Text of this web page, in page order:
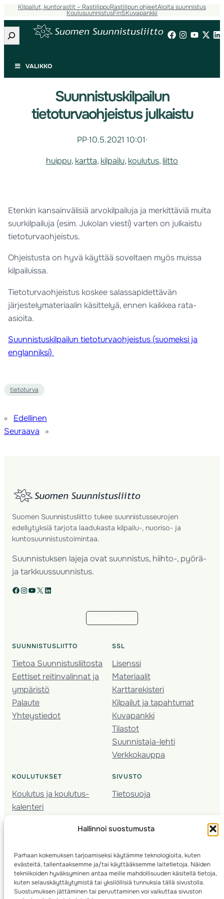
Hallinnoi suostumusta
Parhaan kokemuksen tarjoamiseksi käytämme teknologioita, kuten
evästeitä, tallentaaksemme ja/tai käyttääksemme laitetietoja. Näiden
tekniikoiden hyväksyminen antaa meille mahdollisuuden käsitellä tietoja,
kuten selauskäyttäytymistä tai yksilöllisiä tunnuksia tällä sivustolla.
Suostumuksen jättäminen tai peruuttaminen voi vaikuttaa sivuston
Kilpailut, kuntorastit – RastilippuRastilipun ohjeetAloita suunnistus
KoulusuunnistusFin5Kuvapankki
Etsi
VALIKKO
Suunnistuskilpailun
tietoturvaohjeistus julkaistu
PP·10.5.2021 10:01·
huippu, kartta, kilpailu, koulutus, liitto
Etenkin kansainvälisiä arvokilpailuja ja merkittäviä muita
suurkilpailuja (esim. Jukolan viesti) varten on julkaistu
tietoturvaohjeistus.
Ohjeistusta on hyvä käyttää soveltaen myös muissa
kilpailuissa.
Tietoturvaohjeistus koskee salassapidettävän
järjestelymateriaalin käsittelyä, ennen kaikkea rata-
asioita.
Suunnistuskilpailun tietoturvaohjeistus (suomeksi ja
englanniksi)
tietoturva
«
Edellinen
Seuraava
»
Suomen Suunnistusliitto tukee suunnistusseurojen
edellytyksiä tarjota laadukasta kilpailu-, nuoriso- ja
kuntosuunnistustoimintaa.
Suunnistuksen lajeja ovat suunnistus, hiihto-, pyörä-
ja tarkkuussuunnistus.
Facebook Instagram YouTube X LinkedIn
SUUNNISTUSLIITTO
Tietoa Suunnistusliitosta
Eettiset reitinvalinnat ja
ympäristö
Palaute
Yhteystiedot
SSL
Lisenssi
Materiaalit
Karttarekisteri
Kilpailut ja tapahtumat
Kuvapankki
Tilastot
Suunnistaja-lehti
Verkkokauppa
KOULUTUKSET
Koulutus ja koulutus­
kalenteri
Seura­kehittäminen
Kartoitus
Ratamestari
SIVUSTO
Tietosuoja
Suomen Suunnistusliitto